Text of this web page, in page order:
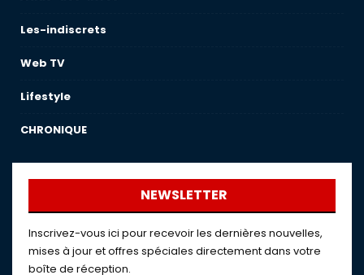
Les-indiscrets
Web TV
Lifestyle
CHRONIQUE
NEWSLETTER
Inscrivez-vous ici pour recevoir les dernières nouvelles,
mises à jour et offres spéciales directement dans votre
boîte de réception.